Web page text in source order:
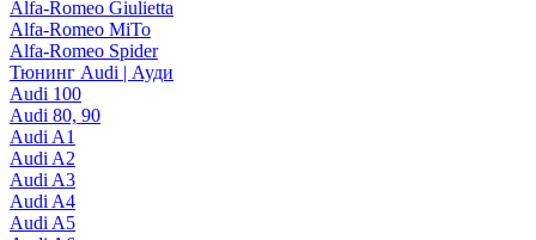
Alfa-Romeo Giulietta
Alfa-Romeo MiTo
Alfa-Romeo Spider
Тюнинг Audi | Ауди
Audi 100
Audi 80, 90
Audi A1
Audi A2
Audi A3
Audi A4
Audi A5